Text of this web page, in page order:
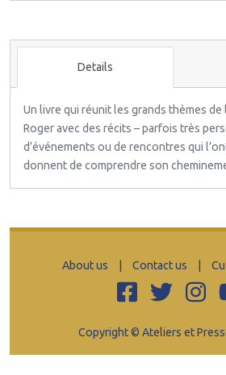
Details
Un livre qui réunit les grands thèmes
Roger avec des récits – parfois très
d’événements ou de rencontres qui
donnent de comprendre son
About us Contact us
Copyright © Ateliers et